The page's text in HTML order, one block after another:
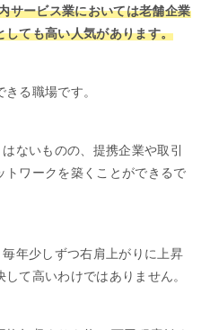
サービス業においては老舗企業
ても高い人気があります。
る職場です。
ないものの、提携企業や取引
ワークを築くことができるで
年少しずつ右肩上がりに上昇
て高いわけではありません。